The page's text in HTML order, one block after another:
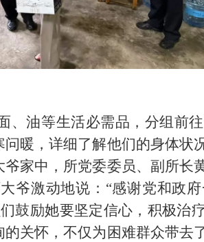
、油等生活必需品，分组前
暖，详细了解他们的身体状
家中，所党委委员、副所长
爷激动地说：“感谢党和政
鼓励她要坚定信心，积极治
关怀，不仅为困难群众带去